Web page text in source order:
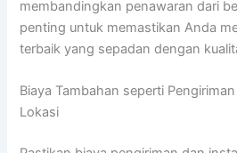
membandingkan penawaran dari
penting untuk memastikan Anda
terbaik yang sepadan dengan
Biaya Tambahan seperti
Lokasi